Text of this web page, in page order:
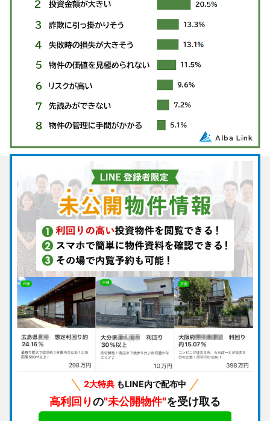
2大特典 もLINE内で配布中
高利回りの"未公開物件"を受け取る